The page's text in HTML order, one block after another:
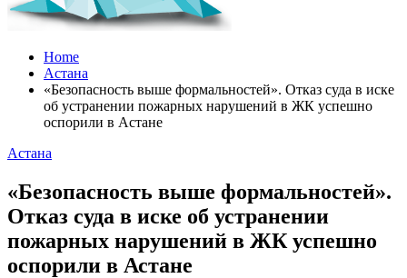
Home
Астана
«Безопасность выше формальностей». Отказ суда в иске
об устранении пожарных нарушений в ЖК успешно
оспорили в Астане
Астана
«Безопасность выше формальностей».
Отказ суда в иске об устранении
пожарных нарушений в ЖК успешно
оспорили в Астане